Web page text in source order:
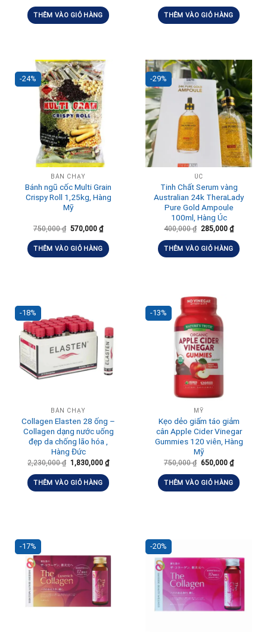
THÊM VÀO GIỎ HÀNG THÊM VÀO GIỎ HÀNG
-24%
BÁN CHẠY
Bánh ngũ cốc Multi Grain
Crispy Roll 1,25kg, Hàng
Mỹ
750,000₫ 570,000 ₫
THÊM VÀO GIỎ HÀNG
-29%
ÚC
Tinh Chất Serum vàng
Australian 24k TheraLady
Pure Gold Ampoule
100ml, Hàng Úc
400,000₫ 285,000 ₫
THÊM VÀO GIỎ HÀNG
-18%
BÁN CHẠY
Collagen Elasten 28 ống –
Collagen dạng nước uống
đẹp da chống lão hóa ,
Hàng Đức
2,230,000₫ 1,830,000 ₫
THÊM VÀO GIỎ HÀNG
-13%
MỸ
Kẹo dẻo giấm táo giảm
cân Apple Cider Vinegar
Gummies 120 viên, Hàng
Mỹ
750,000₫ 650,000 ₫
THÊM VÀO GIỎ HÀNG
-17% -20%